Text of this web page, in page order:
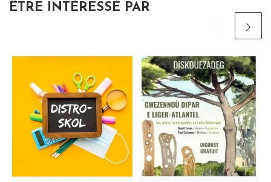
ÊTRE INTÉRESSÉ PAR